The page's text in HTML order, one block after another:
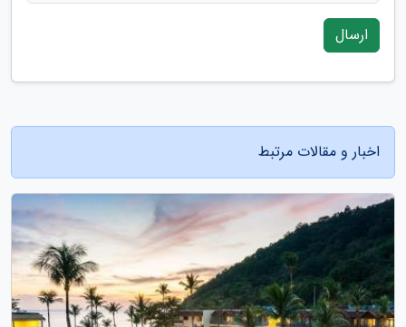
ارسال
اخبار و مقالات مرتبط